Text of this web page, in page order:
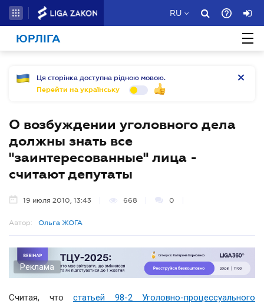
RU
ЮРЛІГА
Ця сторінка доступна рідною мовою.
Перейти на українську
О возбуждении уголовного дела
должны знать все
"заинтересованные" лица -
считают депутаты
19 июля 2010, 13:43 668 0
Автор: Ольга ЖОГА
Реклама
Считая, что статьей 98-2 Уголовно-процессуального